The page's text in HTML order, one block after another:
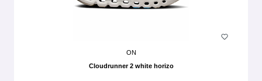
ON
Cloudrunner 2 white horizo